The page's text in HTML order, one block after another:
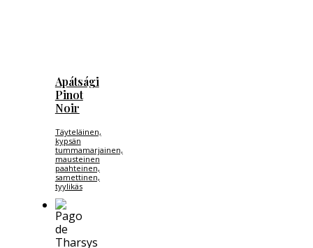
Apátsági
Pinot
Noir
Täyteläinen,
kypsän
tummamarjainen,
mausteinen
paahteinen,
samettinen,
tyylikäs